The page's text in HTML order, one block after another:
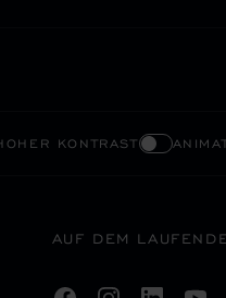
KONTRAST
AUF DEM